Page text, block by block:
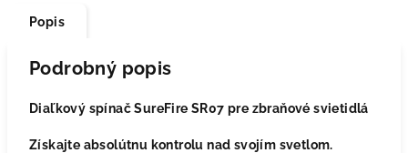
Popis
Podrobný popis
Diaľkový spínač SureFire SR07 pre zbraňové svietidlá
Získajte absolútnu kontrolu nad svojím svetlom.